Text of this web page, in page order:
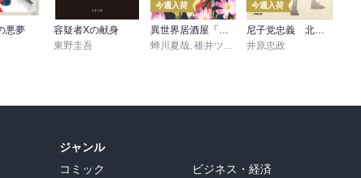
悪夢
容疑者Xの献身
東野圭吾
今週入荷
異世界居酒屋「げん」三杯目
蝉川夏哉, 碓井ツカサ
今週入荷
尼子党忠義 北近江合戦心得〈八〉
井原忠政
ジャンル
コミック
ビジネス・経済